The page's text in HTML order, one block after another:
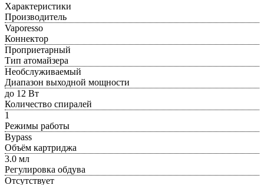
Характеристики
Производитель
Vaporesso
Коннектор
Проприетарный
Тип атомайзера
Необслуживаемый
Диапазон выходной мощности
до 12 Вт
Количество спиралей
1
Режимы работы
Bypass
Объём картриджа
3.0 мл
Регулировка обдува
Отсутствует